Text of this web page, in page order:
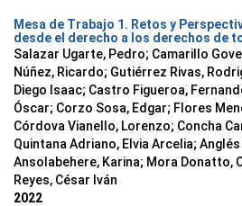
Mesa de Trabajo 1. Retos y
desde el derecho a los derechos de
Salazar Ugarte, Pedro; Camarillo
Núñez, Ricardo; Gutiérrez Rivas,
Diego Isaac; Castro Figueroa,
Óscar; Corzo Sosa, Edgar; Flores
Córdova Vianello, Lorenzo; Concha
Quintana Adriano, Elvia Arcelia;
Ansolabehere, Karina; Mora Donatto,
Reyes, César Iván
2022